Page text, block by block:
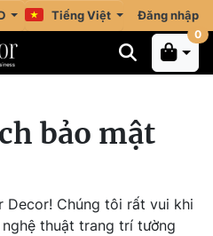
Tiếng Việt Đăng nhập
0
bảo mật
Decor! Chúng tôi rất vui khi
thuật trang trí tường